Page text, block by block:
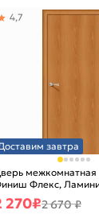
завтра
межкомнатная
Флекс,
12 (МиланОрех),
щитовая
4,7
270₽2 670 ₽